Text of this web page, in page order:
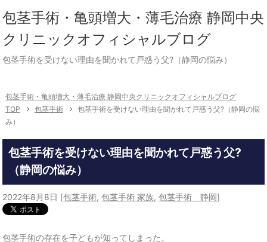
包茎手術・亀頭増大・薄毛治療 静岡中央
クリニックオフィシャルブログ
包茎手術を受けない理由を聞かれて戸惑う父?（静岡の悩み）
包茎手術・亀頭増大・薄毛治療 静岡中央クリニックオフィシャルブログ
TOP
包茎手術
包茎手術を受けない理由を聞かれて戸惑う父?（静岡の悩
み）
包茎手術を受けない理由を聞かれて戸惑う父?
（静岡の悩み）
2022年8月8日 [包茎手術,包茎手術 家族,包茎手術 静岡]
包茎手術の存在を子どもが知ってしまった。